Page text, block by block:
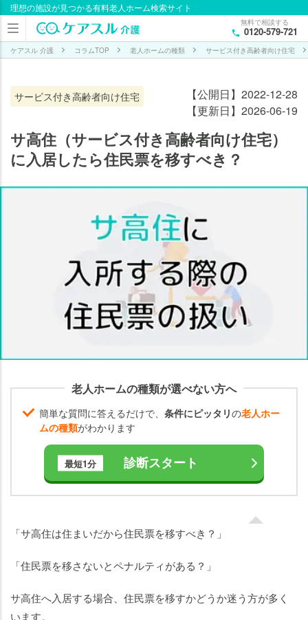
理想の施設が見つかる有料老人ホーム検索サイト
無料で相談する
0120-579-721
ケアスル 介護 コラムTOP 老人ホームの種類 サービス付き高齢者向け住宅
サービス付き高齢者向け住宅
【公開日】2022-12-28
【更新日】2026-06-19
サ高住（サービス付き高齢者向け住宅）
に入居したら住民票を移すべき？
老人ホームの種類が選べない方へ
簡単な質問に答えるだけで、 条件にピッタリの老人ホー
ムの種類がわかります
最短1分 診断スタート
「サ高住は住まいだから住民票を移すべき？」
「住民票を移さないとペナルティがある？」
サ高住へ入居する場合、住民票を移すかどうか迷う方が多く
います。
目次
基本
的に
住
（サ
ス付
き高
齢者
向け
ービ
き高
齢者
向け
住
へ住
民票
動さ
せる
メリ
ット
サ高